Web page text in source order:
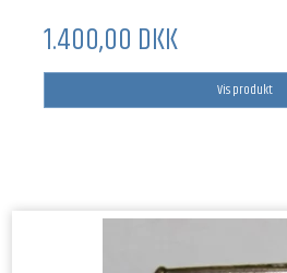
1.400,00 DKK
Vis produkt